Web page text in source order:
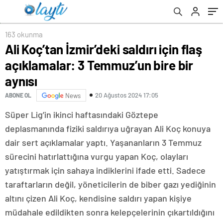
163 okunma
Ali Koç’tan İzmir’deki saldırı için flaş
açıklamalar: 3 Temmuz’un bire bir
aynısı
ABONE OL News 20 Ağustos 2024 17:05
Süper Lig’in ikinci haftasındaki Göztepe
deplasmanında fiziki saldırıya uğrayan Ali Koç konuya
dair sert açıklamalar yaptı. Yaşananların 3 Temmuz
sürecini hatırlattığına vurgu yapan Koç, olayları
yatıştırmak için sahaya indiklerini ifade etti. Sadece
taraftarların değil, yöneticilerin de biber gazı yediğinin
altını çizen Ali Koç, kendisine saldırı yapan kişiye
müdahale edildikten sonra kelepçelerinin çıkartıldığını